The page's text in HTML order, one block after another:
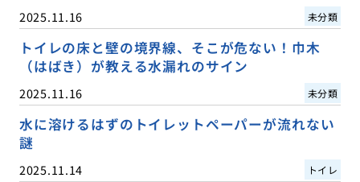
2025.11.16 未分類
トイレの床と壁の境界線、そこが危ない！巾木
（はばき）が教える水漏れのサイン
2025.11.16 未分類
水に溶けるはずのトイレットペーパーが流れない
謎
2025.11.14 トイレ